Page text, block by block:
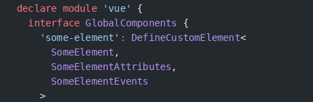
declare module 'vue'
{
  interface
GlobalComponents
{
    'some-element'
: DefineCustomElement<
      SomeElement
,
      SomeElementAttributes
,
      SomeElementEvents
    >